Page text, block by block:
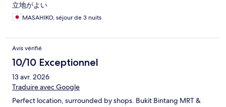
立地がよい
MASAHIKO, séjour de 3 nuits
Avis vérifié
10/10 Exceptionnel
13 avr. 2026
Traduire avec Google
Perfect location, surrounded by shops. Bukit Bintang MRT &